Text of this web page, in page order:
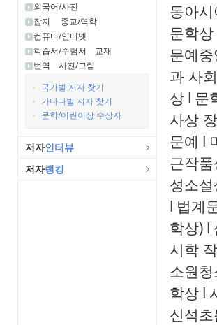
외국어/사전
잡지
종교/역학
컴퓨터/인터넷
학습서/수험서
교재
번역
사진/그림
국가별 저자 찾기
가나다별 저자 찾기
문학/어린이상 수상자
저자인터뷰
저자랭킹
동아
문학상
문예
과 사
상 l 문
사상
문예 l
근작
성소
l 법계
학상) l
시학
소원
학상 l
신석